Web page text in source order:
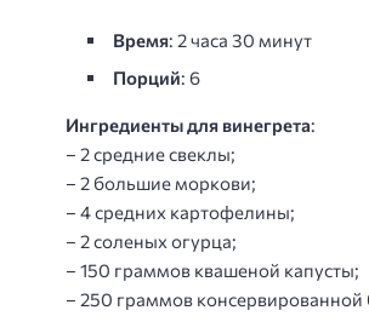
Время: 2 часа 30 минут
Порций: 6
Ингредиенты для винегрета:
– 2 средние свеклы;
– 2 большие моркови;
– 4 средних картофелины;
– 2 соленых огурца;
– 150 граммов квашеной капусты;
– 250 граммов консервированной